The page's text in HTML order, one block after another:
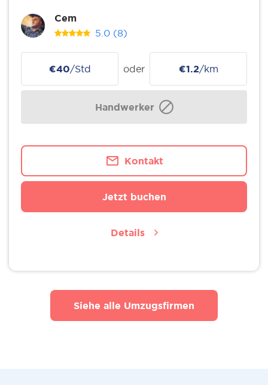
Cem
5.0 (8)
€40/Std oder €1.2/km
Handwerker
Kontakt
Jetzt buchen
Details
Siehe alle Umzugsfirmen